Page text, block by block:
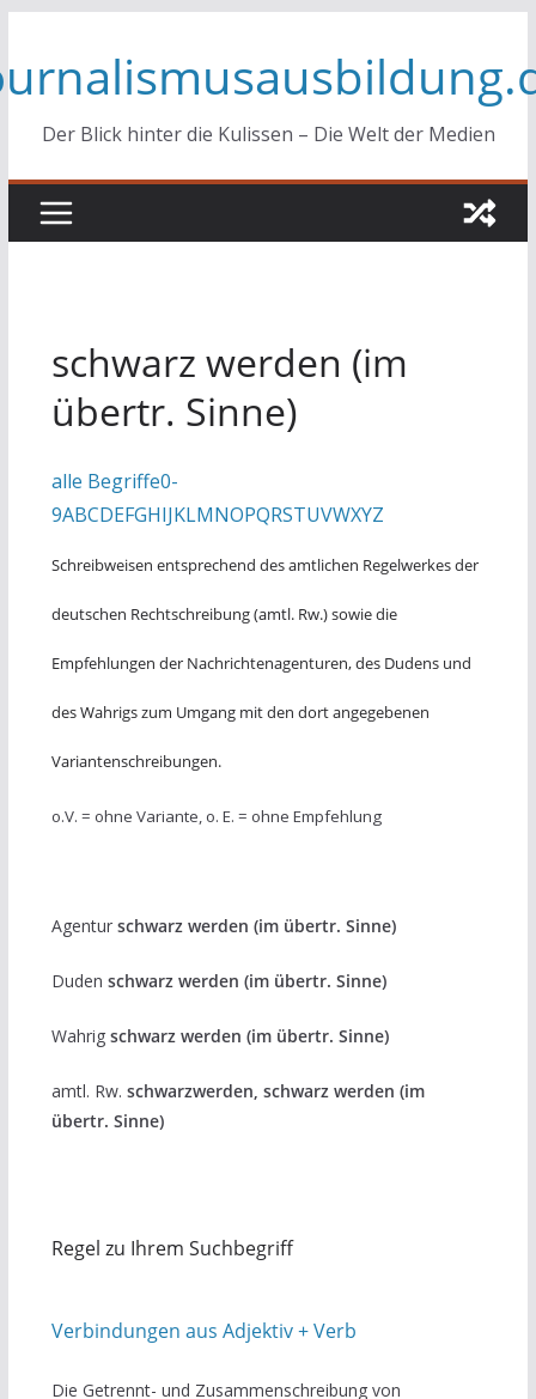
springen
Der Blick hinter die Kulissen – Die Welt der Medien
schwarz werden (im
übertr. Sinne)
alle Begriffe0-
9ABCDEFGHIJKLMNOPQRSTUVWXYZ
Schreibweisen entsprechend des amtlichen Regelwerkes der
deutschen Rechtschreibung (amtl. Rw.) sowie die
Empfehlungen der Nachrichtenagenturen, des Dudens und
des Wahrigs zum Umgang mit den dort angegebenen
Variantenschreibungen.
o.V. = ohne Variante, o. E. = ohne Empfehlung
Agentur schwarz werden (im übertr. Sinne)
Duden schwarz werden (im übertr. Sinne)
Wahrig schwarz werden (im übertr. Sinne)
amtl. Rw. schwarzwerden, schwarz werden (im
übertr. Sinne)
Regel zu Ihrem Suchbegriff
Verbindungen aus Adjektiv + Verb
Die Getrennt- und Zusammenschreibung von